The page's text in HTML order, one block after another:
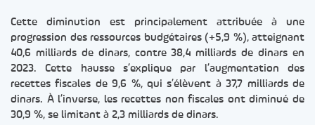
Cette diminution est principalement attribuée à une
progression des ressources budgétaires (+5,9 %), atteignant
40,6 milliards de dinars, contre 38,4 milliards de dinars en
2023. Cette hausse s’explique par l’augmentation des
recettes fiscales de 9,6 %, qui s’élèvent à 37,7 milliards de
dinars. À l’inverse, les recettes non fiscales ont diminué de
30,9 %, se limitant à 2,3 milliards de dinars.